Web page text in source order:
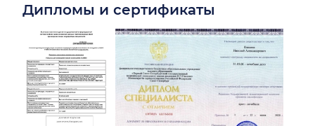
Дипломы и сертификаты